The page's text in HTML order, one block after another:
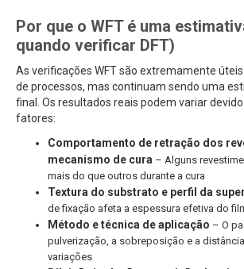
Por que o WFT é uma
quando verificar DFT)
As verificações WFT são extremamente
de processos, mas continuam sendo uma
final. Os resultados reais podem variar
fatores:
Comportamento de retração dos
mecanismo de cura – Alguns
mais do que outros durante a cura
Textura do substrato e perfil da
de fixação afeta a espessura efetiva do
Método e técnica de aplicação – O
pulverização, a sobreposição e a
variações